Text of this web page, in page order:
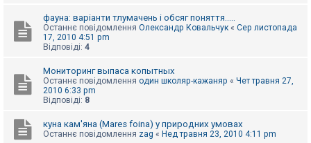
у
о
а
фауна: варіанти тлумачень і обсяг поняття.....
Останнє повідомлення Олександр Ковальчук « Сер листопада
17, 2010 4:51 pm
Відповіді: 4
Мониторинг выпаса копытных
Останнє повідомлення один школяр-кажаняр « Чет травня 27,
2010 6:33 pm
Відповіді: 8
куна кам'яна (Mares foina) у природних умовах
Останнє повідомлення zag « Нед травня 23, 2010 4:11 pm